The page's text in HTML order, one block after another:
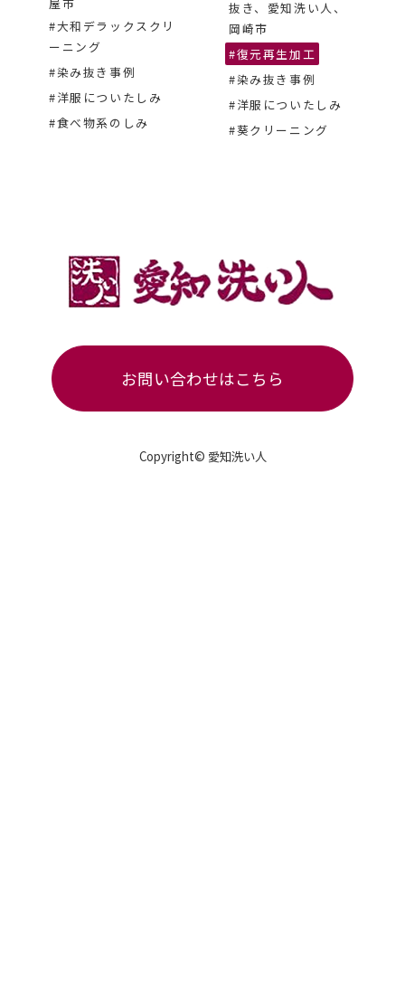
#大和デラックスクリ
ーニング
#染み抜き事例
#洋服についたしみ
#食べ物系のしみ
抜き、愛知洗い人、
岡崎市
#復元再生加工
#染み抜き事例
#洋服についたしみ
#葵クリーニング
お問い合わせはこちら
Copyright© 愛知洗い人